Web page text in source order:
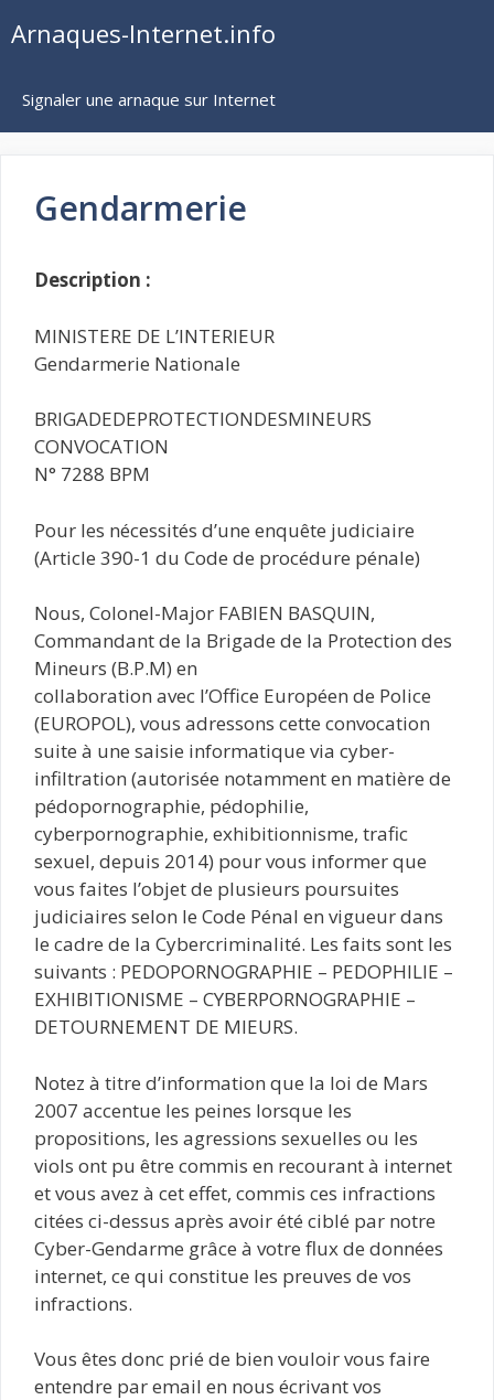
auArnaques-Internet.info
Signaler une arnaque sur Internet
Gendarmerie
Description :
MINISTERE DE L’INTERIEUR
Gendarmerie Nationale
BRIGADEDEPROTECTIONDESMINEURS
CONVOCATION
N° 7288 BPM
Pour les nécessités d’une enquête judiciaire
(Article 390-1 du Code de procédure pénale)
Nous, Colonel-Major FABIEN BASQUIN,
Commandant de la Brigade de la Protection des
Mineurs (B.P.M) en
collaboration avec l’Office Européen de Police
(EUROPOL), vous adressons cette convocation
suite à une saisie informatique via cyber-
infiltration (autorisée notamment en matière de
pédopornographie, pédophilie,
cyberpornographie, exhibitionnisme, trafic
sexuel, depuis 2014) pour vous informer que
vous faites l’objet de plusieurs poursuites
judiciaires selon le Code Pénal en vigueur dans
le cadre de la Cybercriminalité. Les faits sont les
suivants : PEDOPORNOGRAPHIE – PEDOPHILIE –
EXHIBITIONISME – CYBERPORNOGRAPHIE –
DETOURNEMENT DE MIEURS.
Notez à titre d’information que la loi de Mars
2007 accentue les peines lorsque les
propositions, les agressions sexuelles ou les
viols ont pu être commis en recourant à internet
et vous avez à cet effet, commis ces infractions
citées ci-dessus après avoir été ciblé par notre
Cyber-Gendarme grâce à votre flux de données
internet, ce qui constitue les preuves de vos
infractions.
Vous êtes donc prié de bien vouloir vous faire
entendre par email en nous écrivant vos